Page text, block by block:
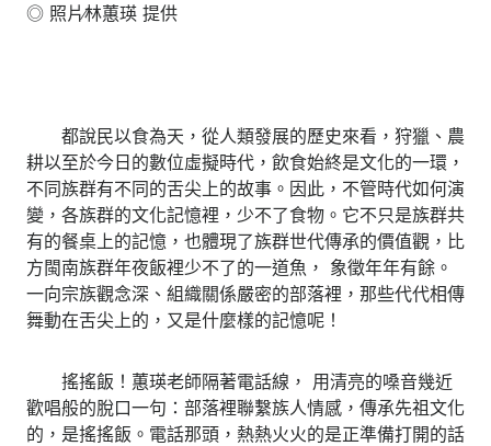
◎ 照片∕林蕙瑛 提供
都說民以食為天，從人類發展的歷史來看，狩獵、農
耕以至於今日的數位虛擬時代，飲食始終是文化的一環，
不同族群有不同的舌尖上的故事。因此，不管時代如何演
變，各族群的文化記憶裡，少不了食物。它不只是族群共
有的餐桌上的記憶，也體現了族群世代傳承的價值觀，比
方閩南族群年夜飯裡少不了的一道魚， 象徵年年有餘。
一向宗族觀念深、組織關係嚴密的部落裡，那些代代相傳
舞動在舌尖上的，又是什麼樣的記憶呢！
搖搖飯！蕙瑛老師隔著電話線， 用清亮的嗓音幾近
歡唱般的脫口一句：部落裡聯繫族人情感，傳承先祖文化
的，是搖搖飯。電話那頭，熱熱火火的是正準備打開的話